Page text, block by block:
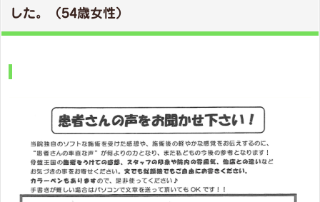
した。（54歳女性）